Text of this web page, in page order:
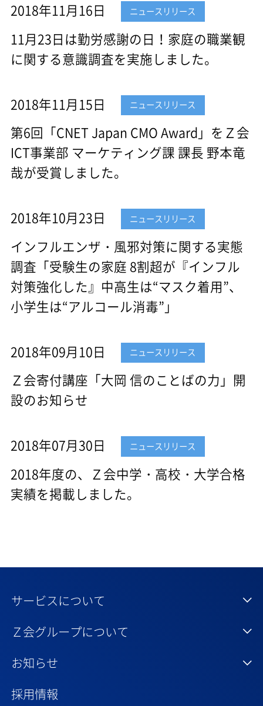
2018年11月16日 ニュースリリース
11月23日は勤労感謝の日！家庭の職業観
に関する意識調査を実施しました。
2018年11月15日 ニュースリリース
第6回「CNET Japan CMO Award」をＺ会
ICT事業部 マーケティング課 課長 野本竜
哉が受賞しました。
2018年10月23日 ニュースリリース
インフルエンザ・風邪対策に関する実態
調査「受験生の家庭 8割超が『インフル
対策強化した』中高生は“マスク着用”、
小学生は“アルコール消毒”」
2018年09月10日 ニュースリリース
Ｚ会寄付講座「大岡 信のことばの力」開
設のお知らせ
2018年07月30日 ニュースリリース
2018年度の、Ｚ会中学・高校・大学合格
実績を掲載しました。
サービスについて
Ｚ会グループについて
お知らせ
採用情報